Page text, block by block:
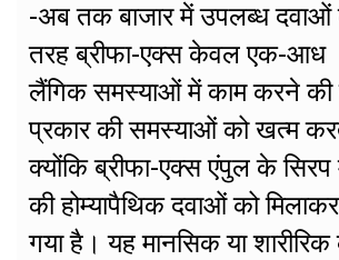
-अब तक बाजार में उपलब्ध दवाओं
तरह ब्रीफा-एक्स केवल एक-आध
लैंगिक समस्याओं में काम करने की
प्रकार की समस्याओं को खत्म
क्योंकि ब्रीफा-एक्स एंपुल के सिरप
की होम्यापैथिक दवाओं को मिलाकर
गया है। यह मानसिक या